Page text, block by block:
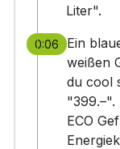
Liter".
0:06
Ein
weißen
du cool
"399.–".
ECO